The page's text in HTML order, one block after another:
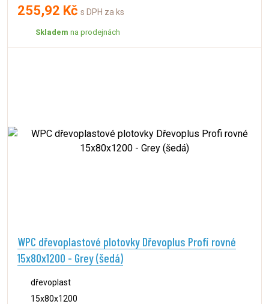
255,92 Kč s DPH za ks
Skladem na prodejnách
WPC dřevoplastové plotovky Dřevoplus Profi rovné
15x80x1200 - Grey (šedá)
dřevoplast
15x80x1200